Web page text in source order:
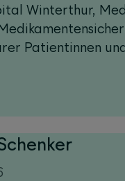
Winterthur,
Patientinnen